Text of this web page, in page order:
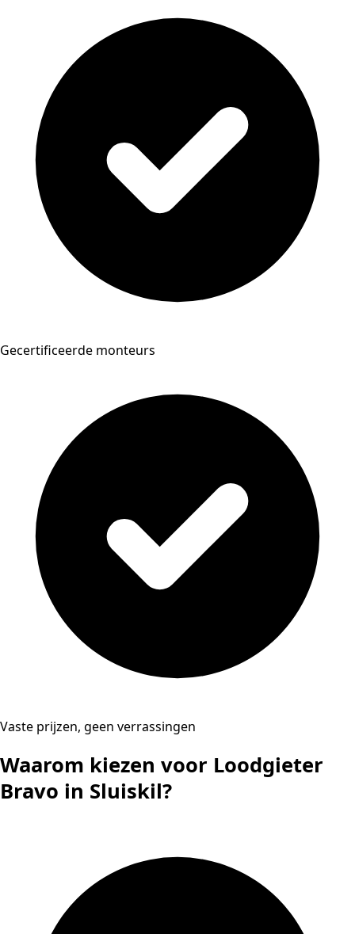
Gecertificeerde monteurs
Vaste prijzen, geen verrassingen
Waarom kiezen voor Loodgieter
Bravo in Sluiskil?